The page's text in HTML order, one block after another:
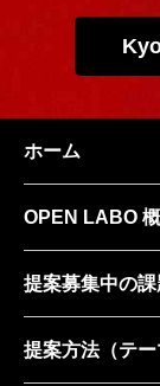
ホーム
OPEN LABO
提案募集中の課
提案方法（テー